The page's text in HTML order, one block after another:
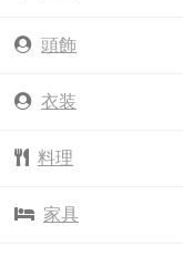
頭飾
衣装
料理
家具